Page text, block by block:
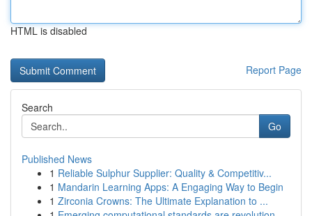
HTML is disabled
Report Page
Search
Go
Published News
1 Reliable Sulphur Supplier: Quality & Competitiv...
1 Mandarin Learning Apps: A Engaging Way to Begin
1 Zirconia Crowns: The Ultimate Explanation to ...